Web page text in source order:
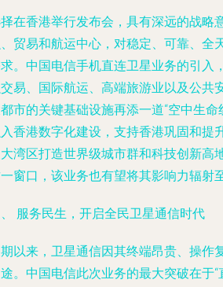
在香港举行发布会，具有深远的战略
贸易和航运中心，对稳定、可靠、全
。中国电信手机直连卫星业务的引入
易、国际航运、高端旅游业以及公共
市的关键基础设施再添一道“空中生
香港数字化建设，支持香港巩固和提
湾区打造世界级城市群和科技创新高
窗口，该业务也有望将其影响力辐射
服务民生，开启全民卫星通信时代
以来，卫星通信因其终端昂贵、操作
。中国电信此次业务的最大突破在于“